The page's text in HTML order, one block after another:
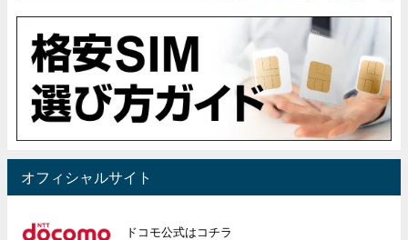
オフィシャルサイト
ドコモ公式はコチラ